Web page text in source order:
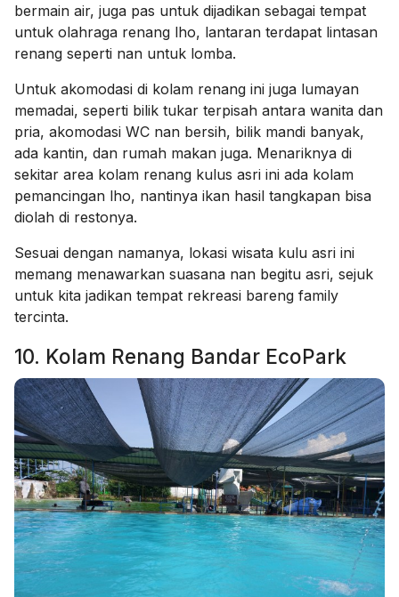
bermain air, juga pas untuk dijadikan sebagai tempat
untuk olahraga renang lho, lantaran terdapat lintasan
renang seperti nan untuk lomba.
Untuk akomodasi di kolam renang ini juga lumayan
memadai, seperti bilik tukar terpisah antara wanita dan
pria, akomodasi WC nan bersih, bilik mandi banyak,
ada kantin, dan rumah makan juga. Menariknya di
sekitar area kolam renang kulus asri ini ada kolam
pemancingan lho, nantinya ikan hasil tangkapan bisa
diolah di restonya.
Sesuai dengan namanya, lokasi wisata kulu asri ini
memang menawarkan suasana nan begitu asri, sejuk
untuk kita jadikan tempat rekreasi bareng family
tercinta.
10. Kolam Renang Bandar EcoPark